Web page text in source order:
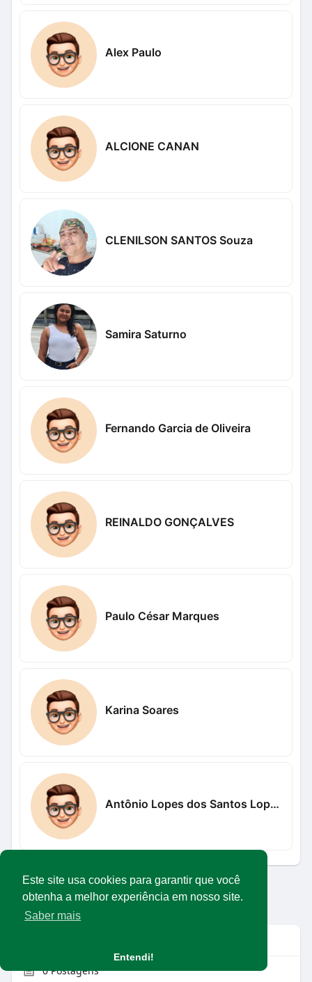
Este site usa cookies para garantir que você
obtenha a melhor experiência em nosso site.
Saber mais
Entendi!
Alex Paulo
ALCIONE CANAN
CLENILSON SANTOS Souza
Samira Saturno
Fernando Garcia de Oliveira
REINALDO GONÇALVES
Paulo César Marques
Karina Soares
Antônio Lopes dos Santos Lopes
Carregar mais usuários
0Postagens